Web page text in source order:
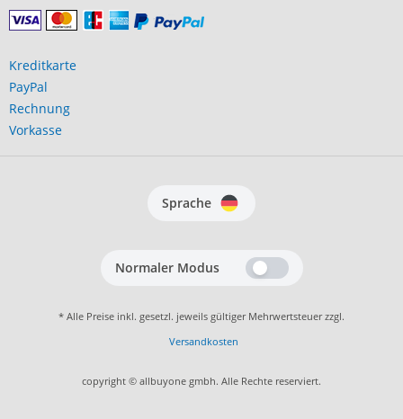
Kreditkarte
PayPal
Rechnung
Vorkasse
Sprache
Normaler Modus
* Alle Preise inkl. gesetzl. jeweils gültiger Mehrwertsteuer zzgl.
Versandkosten
copyright © allbuyone gmbh. Alle Rechte reserviert.